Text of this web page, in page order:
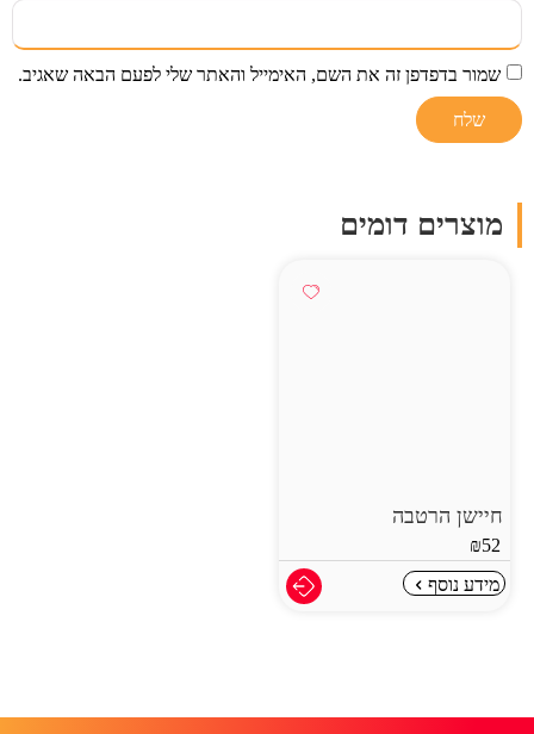
שמור בדפדפן זה את השם, האימייל והאתר שלי לפעם הבאה שאגיב.
מוצרים דומים
חיישן הרטבה
₪52
מידע נוסף